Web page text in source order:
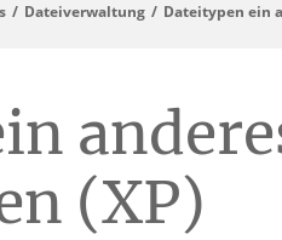
Dateiverwaltung Dateitypen ein
(XP)